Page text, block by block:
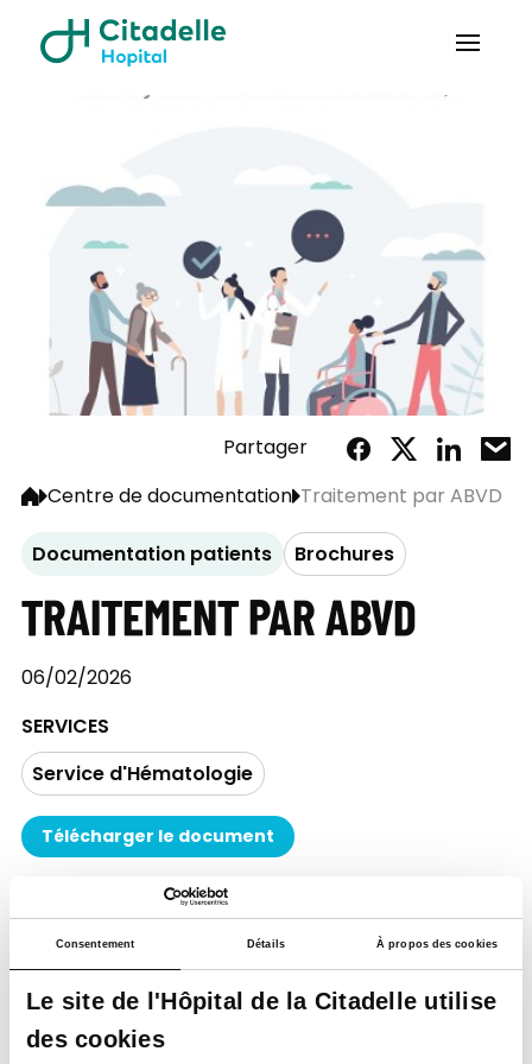
Consentement Détails À propos des cookies
Le site de l'Hôpital de la Citadelle utilise
des cookies
Partager
Centre de documentation Traitement par ABVD
Documentation patients
Brochures
TRAITEMENT PAR ABVD
06/02/2026
SERVICES
Service d'Hématologie
Télécharger le document